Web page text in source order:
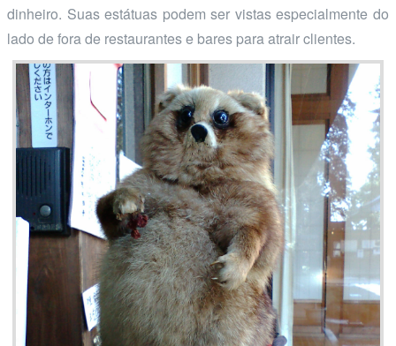
dinheiro. Suas estátuas podem ser vistas especialmente do
lado de fora de restaurantes e bares para atrair clientes.